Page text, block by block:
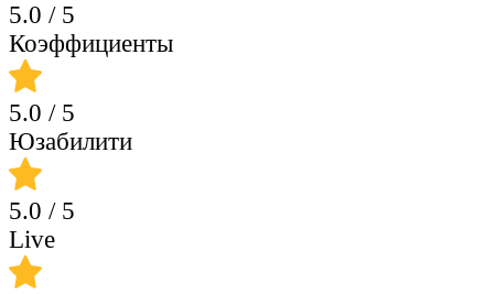
5.0 / 5
Коэффициенты
5.0 / 5
Юзабилити
5.0 / 5
Live